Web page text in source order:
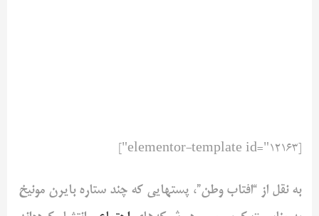
به نقل از “افتاب وطن”، پستهایی که چند ستاره بایرن مونیخ